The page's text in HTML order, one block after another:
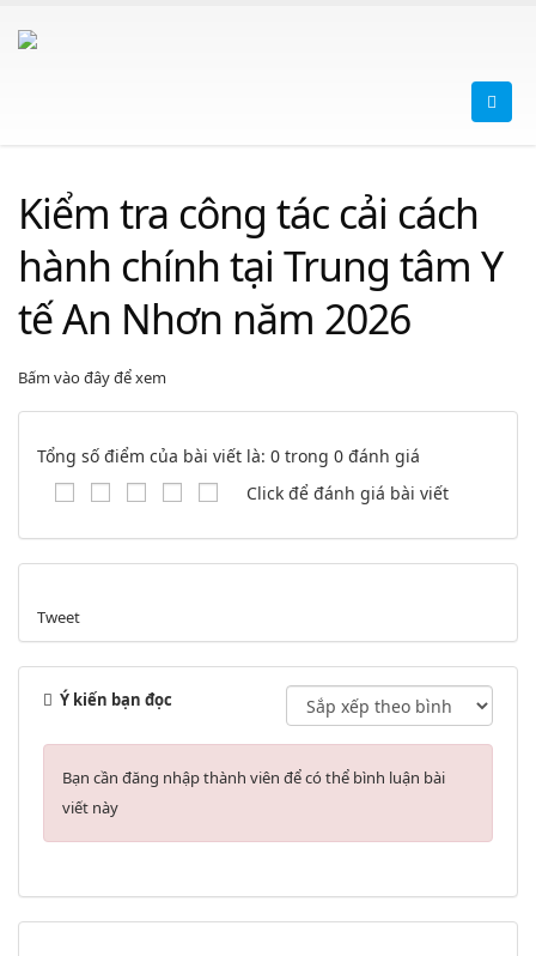
Kiểm tra công tác cải cách
hành chính tại Trung tâm Y
tế An Nhơn năm 2026
Bấm vào đây để xem
Tổng số điểm của bài viết là: 0 trong 0 đánh giá
Click để đánh giá bài viết
Tweet
Ý kiến bạn đọc
Bạn cần đăng nhập thành viên để có thể bình luận bài
viết này